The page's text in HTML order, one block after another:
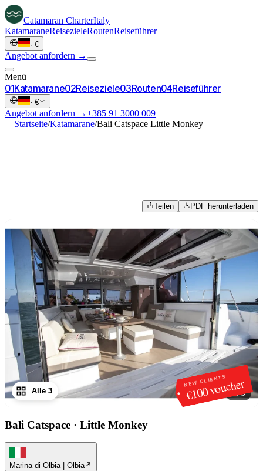
Catamaran CharterItaly
KatamaraneReisezieleRoutenReiseführer
· €
Angebot anfordern →
Menü
01Katamarane02Reiseziele03Routen04Reiseführer
· €
Angebot anfordern →+385 91 3000 009
—Startseite/Katamarane/Bali Catspace Little Monkey
Teilen PDF herunterladen
NEW CLIENTS
€100 voucher
1 /3
Alle 3
Bali Catspace · Little Monkey
Marina di Olbia | Olbia